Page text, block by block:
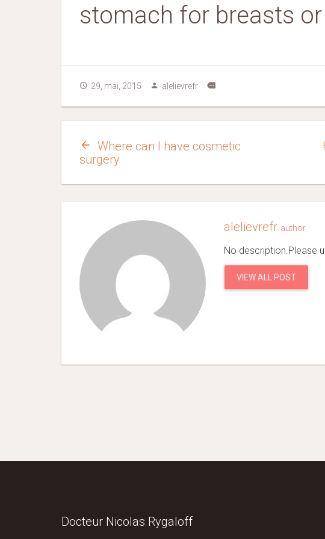
stomach for breasts
29, mai, 2015 alelievrefr
Where can I have cosmetic
surgery
alelievrefr author
No description.Please
VIEW ALL POST
Docteur Nicolas Rygaloff